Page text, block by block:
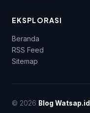
EKSPLORASI
Beranda
RSS Feed
Sitemap
© 2026 Blog Watsap.id